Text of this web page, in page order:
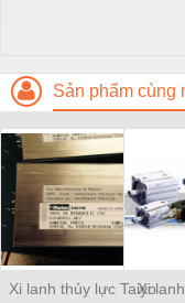
Sản phẩm cùng
Xi lanh thủy lực Taiyo
Xi